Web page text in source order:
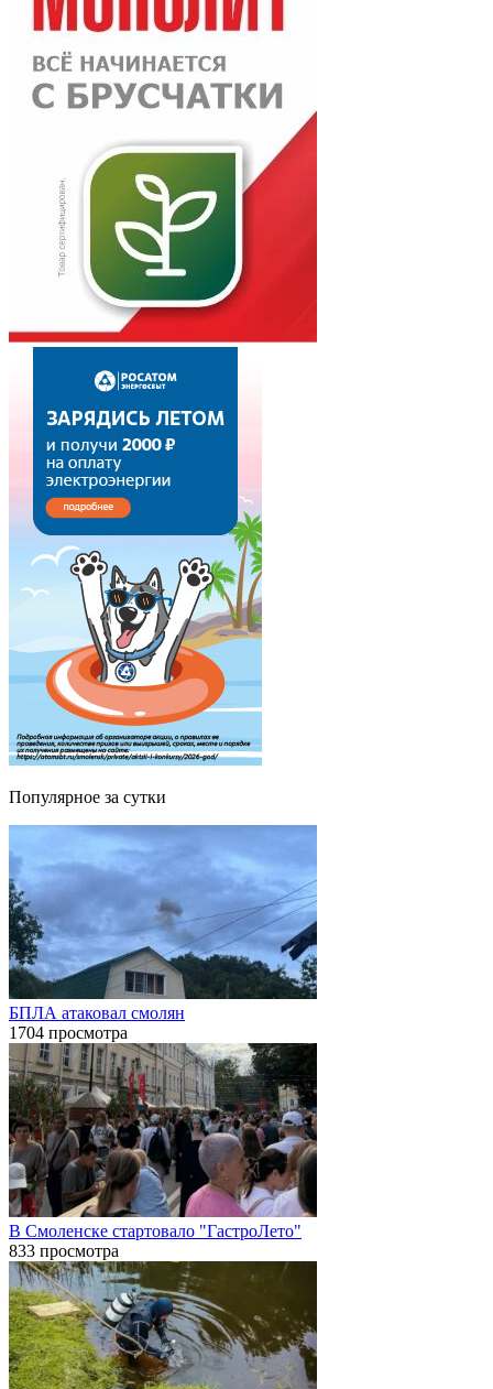
Популярное за сутки
БПЛА атаковал смолян
1704 просмотра
В Смоленске стартовало "ГастроЛето"
833 просмотра